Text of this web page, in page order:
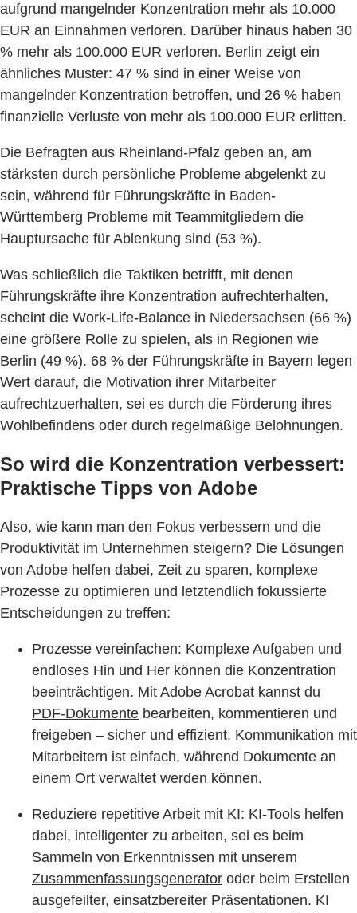
aufgrund mangelnder Konzentration mehr als 10.000
EUR an Einnahmen verloren. Darüber hinaus haben 30
% mehr als 100.000 EUR verloren. Berlin zeigt ein
ähnliches Muster: 47 % sind in einer Weise von
mangelnder Konzentration betroffen, und 26 % haben
finanzielle Verluste von mehr als 100.000 EUR erlitten.
Die Befragten aus Rheinland-Pfalz geben an, am
stärksten durch persönliche Probleme abgelenkt zu
sein, während für Führungskräfte in Baden-
Württemberg Probleme mit Teammitgliedern die
Hauptursache für Ablenkung sind (53 %).
Was schließlich die Taktiken betrifft, mit denen
Führungskräfte ihre Konzentration aufrechterhalten,
scheint die Work-Life-Balance in Niedersachsen (66 %)
eine größere Rolle zu spielen, als in Regionen wie
Berlin (49 %). 68 % der Führungskräfte in Bayern legen
Wert darauf, die Motivation ihrer Mitarbeiter
aufrechtzuerhalten, sei es durch die Förderung ihres
Wohlbefindens oder durch regelmäßige Belohnungen.
So wird die Konzentration verbessert:
Praktische Tipps von Adobe
Also, wie kann man den Fokus verbessern und die
Produktivität im Unternehmen steigern? Die Lösungen
von Adobe helfen dabei, Zeit zu sparen, komplexe
Prozesse zu optimieren und letztendlich fokussierte
Entscheidungen zu treffen:
Prozesse vereinfachen: Komplexe Aufgaben und
endloses Hin und Her können die Konzentration
beeinträchtigen. Mit Adobe Acrobat kannst du
PDF-Dokumente bearbeiten, kommentieren und
freigeben – sicher und effizient. Kommunikation mit
Mitarbeitern ist einfach, während Dokumente an
einem Ort verwaltet werden können.
Reduziere repetitive Arbeit mit KI: KI-Tools helfen
dabei, intelligenter zu arbeiten, sei es beim
Sammeln von Erkenntnissen mit unserem
Zusammenfassungsgenerator oder beim Erstellen
ausgefeilter, einsatzbereiter Präsentationen. KI